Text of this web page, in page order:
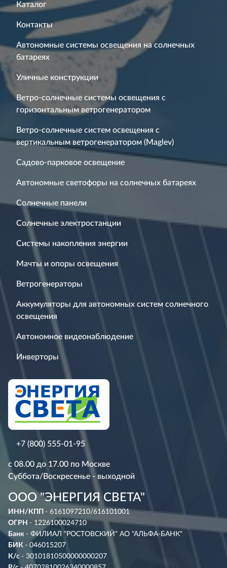
Каталог
Контакты
Автономные системы освещения на солнечных
батареях
Уличные конструкции
Ветро-солнечные системы освещения с
горизонтальным ветрогенератором
Ветро-солнечные систем освещения с
вертикальным ветрогенератором (Maglev)
Садово-парковое освещение
Автономные светофоры на солнечных батареях
Солнечные панели
Солнечные электростанции
Системы накопления энергии
Мачты и опоры освещения
Ветрогенераторы
Аккумуляторы для автономных систем солнечного
освещения
Автономное видеонаблюдение
Инверторы
+7 (800) 555-01-95
с 08.00 до 17.00 по Москве
Суббота/Воскресенье - выходной
ООО "ЭНЕРГИЯ СВЕТА"
ИНН/КПП - 6161097210/616101001
ОГРН - 1226100024710
Банк - ФИЛИАЛ "РОСТОВСКИЙ" АО "АЛЬФА-БАНК"
БИК - 046015207
К/с - 30101810500000000207